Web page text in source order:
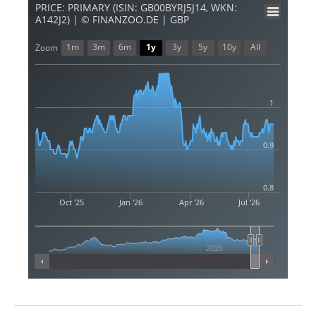
PRICE: PRIMARY (ISIN: GB00BYRJ5J14, WKN:
A142J2) | © FINANZOO.DE | GBP
Oct '25 Jan '26 Apr '26 Jul '26
2020
0.9
1
0.8
Zoom 1m 3m 6m 1y 3y 5y 10y All